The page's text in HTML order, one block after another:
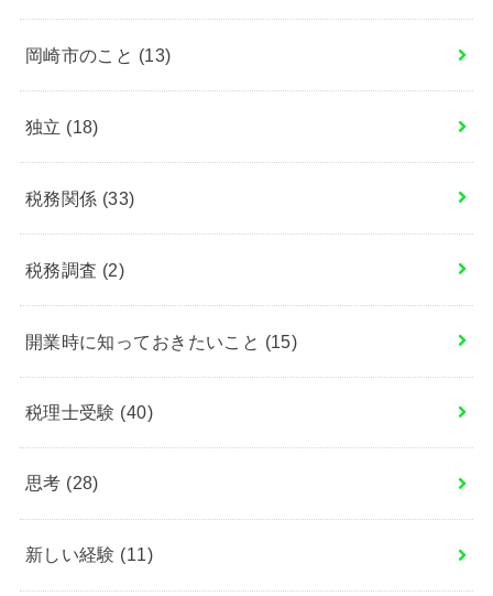
岡崎市のこと (13)
独立 (18)
税務関係 (33)
税務調査 (2)
開業時に知っておきたいこと (15)
税理士受験 (40)
思考 (28)
新しい経験 (11)